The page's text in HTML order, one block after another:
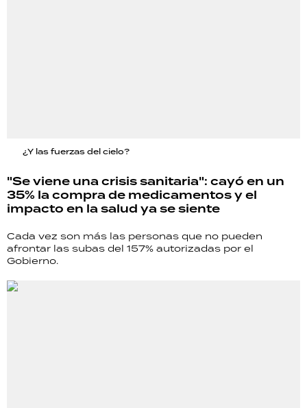
¿Y las fuerzas del cielo?
"Se viene una crisis sanitaria": cayó en un
35% la compra de medicamentos y el
impacto en la salud ya se siente
Cada vez son más las personas que no pueden
afrontar las subas del 157% autorizadas por el
Gobierno.